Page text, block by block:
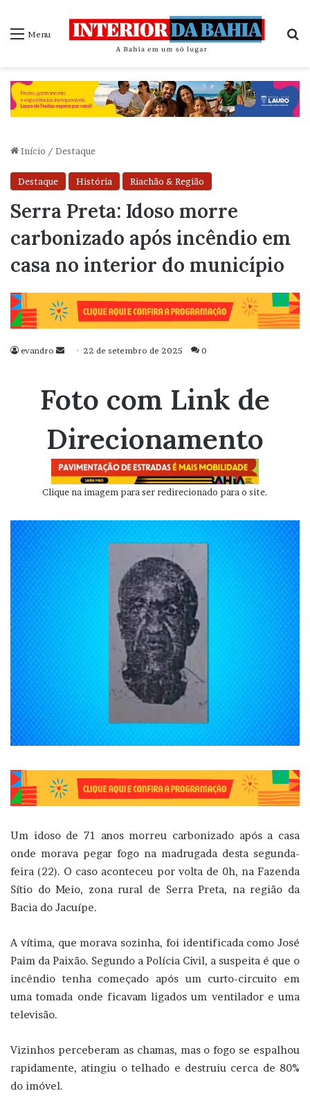
Menu
Início / Destaque
Destaque História Riachão & Região
Serra Preta: Idoso morre
carbonizado após incêndio em
casa no interior do município
evandro
Mande
mail
22 de setembro de 2025 0
Foto com Link de
Direcionamento
Clique na imagem para ser redirecionado para o site.
Um idoso de 71 anos morreu carbonizado após a casa
onde morava pegar fogo na madrugada desta segunda-
feira (22). O caso aconteceu por volta de 0h, na Fazenda
Sítio do Meio, zona rural de Serra Preta, na região da
Bacia do Jacuípe.
A vítima, que morava sozinha, foi identificada como José
Paim da Paixão. Segundo a Polícia Civil, a suspeita é que o
incêndio tenha começado após um curto-circuito em
uma tomada onde ficavam ligados um ventilador e uma
televisão.
Vizinhos perceberam as chamas, mas o fogo se espalhou
rapidamente, atingiu o telhado e destruiu cerca de 80%
do imóvel.